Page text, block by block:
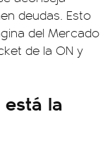
deudas. Esto
del Mercado
de la ON y
la